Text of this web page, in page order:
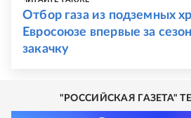
Отбор газа из подземных
Евросоюзе впервые за
закачку
"РОССИЙСКАЯ ГАЗЕТА"